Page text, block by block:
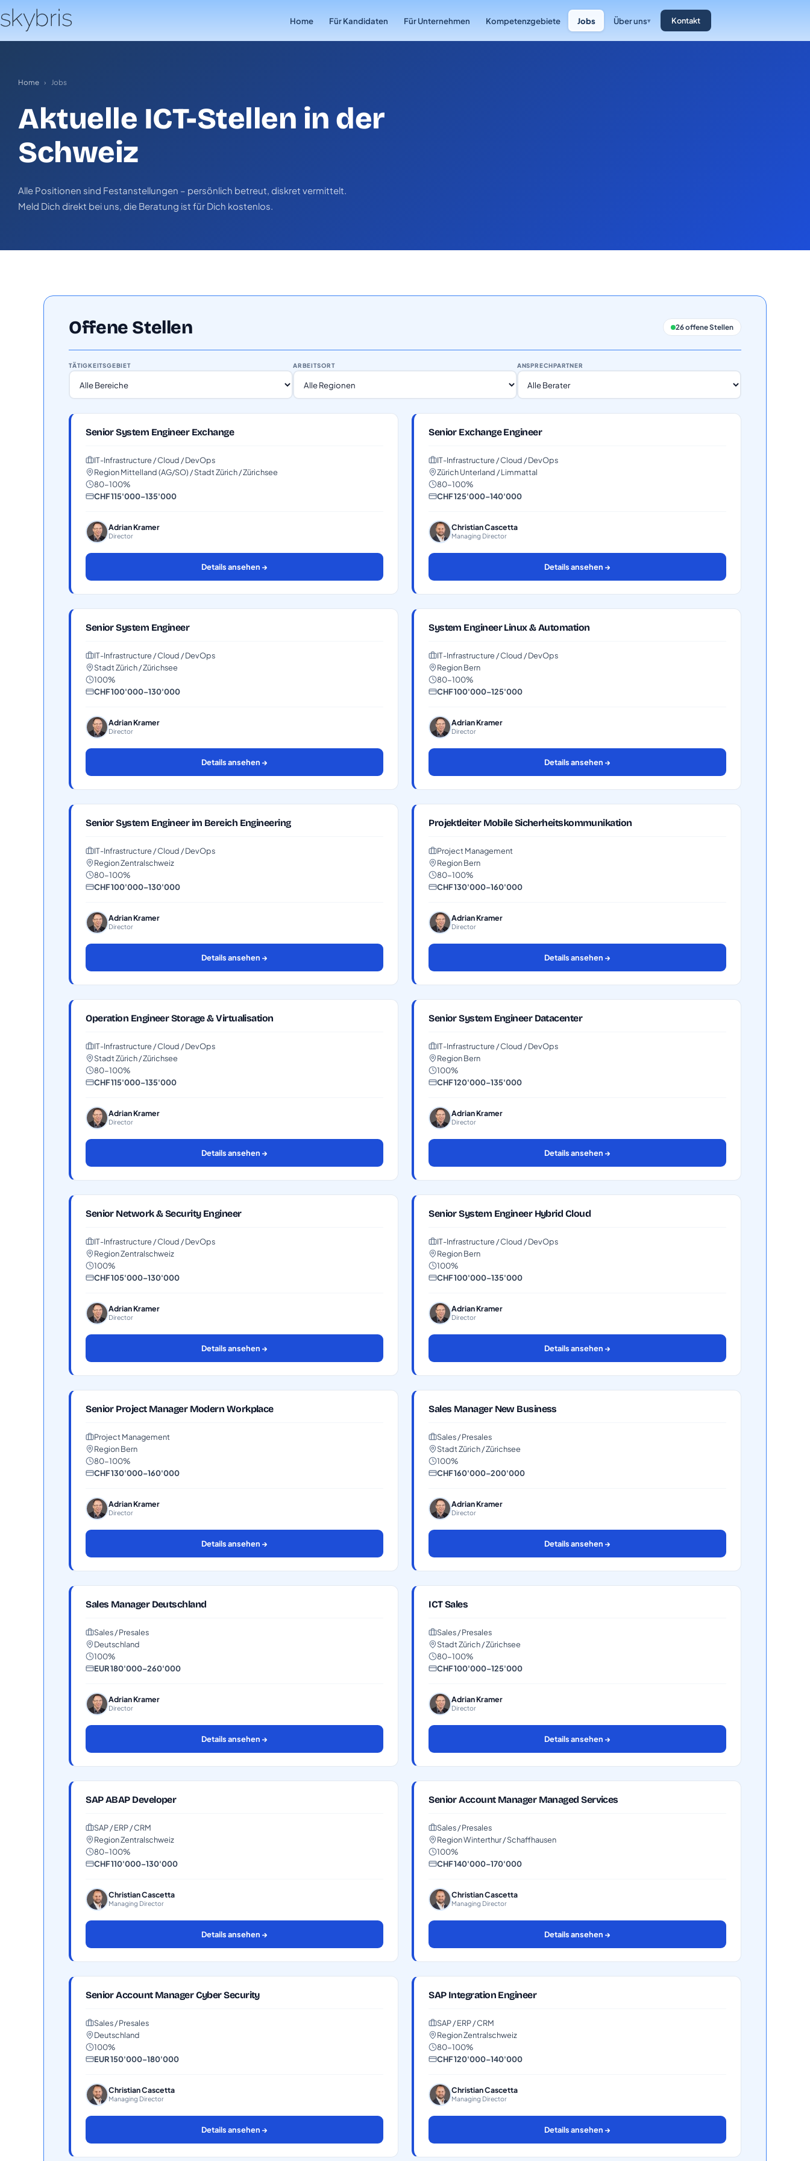
Home Für Kandidaten Für Unternehmen Kompetenzgebiete Jobs Über uns▾ Kontakt
Home › Jobs
Aktuelle ICT-Stellen in der
Schweiz
Alle Positionen sind Festanstellungen – persönlich betreut, diskret vermittelt.
Meld Dich direkt bei uns, die Beratung ist für Dich kostenlos.
Offene Stellen 26offene Stellen
TÄTIGKEITSGEBIET ARBEITSORT ANSPRECHPARTNER
Senior System Engineer Exchange
IT-Infrastructure / Cloud / DevOps
Region Mittelland (AG/SO) / Stadt Zürich / Zürichsee
80-100%
CHF 115'000–135'000
Adrian Kramer
Director
Details ansehen →
Senior Exchange Engineer
IT-Infrastructure / Cloud / DevOps
Zürich Unterland / Limmattal
80-100%
CHF 125'000–140'000
Christian Cascetta
Managing Director
Details ansehen →
Senior System Engineer
IT-Infrastructure / Cloud / DevOps
Stadt Zürich / Zürichsee
100%
CHF 100'000–130'000
Adrian Kramer
Director
Details ansehen →
System Engineer Linux & Automation
IT-Infrastructure / Cloud / DevOps
Region Bern
80-100%
CHF 100'000–125'000
Adrian Kramer
Director
Details ansehen →
Senior System Engineer im Bereich Engineering
IT-Infrastructure / Cloud / DevOps
Region Zentralschweiz
80-100%
CHF 100'000–130'000
Adrian Kramer
Director
Details ansehen →
Projektleiter Mobile Sicherheitskommunikation
Project Management
Region Bern
80-100%
CHF 130'000–160'000
Adrian Kramer
Director
Details ansehen →
Operation Engineer Storage & Virtualisation
IT-Infrastructure / Cloud / DevOps
Stadt Zürich / Zürichsee
80-100%
CHF 115'000–135'000
Adrian Kramer
Director
Details ansehen →
Senior System Engineer Datacenter
IT-Infrastructure / Cloud / DevOps
Region Bern
100%
CHF 120'000–135'000
Adrian Kramer
Director
Details ansehen →
Senior Network & Security Engineer
IT-Infrastructure / Cloud / DevOps
Region Zentralschweiz
100%
CHF 105'000–130'000
Adrian Kramer
Director
Details ansehen →
Senior System Engineer Hybrid Cloud
IT-Infrastructure / Cloud / DevOps
Region Bern
100%
CHF 100'000–135'000
Adrian Kramer
Director
Details ansehen →
Senior Project Manager Modern Workplace
Project Management
Region Bern
80-100%
CHF 130'000–160'000
Adrian Kramer
Director
Details ansehen →
Sales Manager New Business
Sales / Presales
Stadt Zürich / Zürichsee
100%
CHF 160'000–200'000
Adrian Kramer
Director
Details ansehen →
Sales Manager Deutschland
Sales / Presales
Deutschland
100%
EUR 180'000–260'000
Adrian Kramer
Director
Details ansehen →
ICT Sales
Sales / Presales
Stadt Zürich / Zürichsee
80-100%
CHF 100'000–125'000
Adrian Kramer
Director
Details ansehen →
SAP ABAP Developer
SAP / ERP / CRM
Region Zentralschweiz
80-100%
CHF 110'000–130'000
Christian Cascetta
Managing Director
Details ansehen →
Senior Account Manager Managed Services
Sales / Presales
Region Winterthur / Schaffhausen
100%
CHF 140'000–170'000
Christian Cascetta
Managing Director
Details ansehen →
Senior Account Manager Cyber Security
Sales / Presales
Deutschland
100%
EUR 150'000–180'000
Christian Cascetta
Managing Director
Details ansehen →
SAP Integration Engineer
SAP / ERP / CRM
Region Zentralschweiz
80-100%
CHF 120'000–140'000
Christian Cascetta
Managing Director
Details ansehen →